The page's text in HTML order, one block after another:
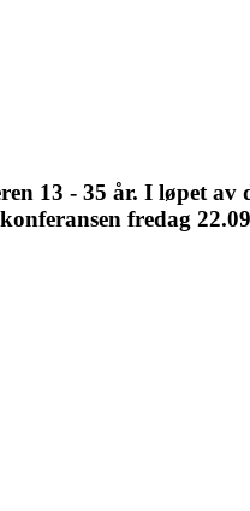
13 - 35 år. I løpet
fredag